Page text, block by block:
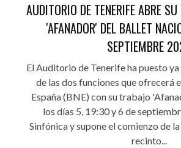
AUDITORIO DE TENERIFE ABRE
'AFANADOR' DEL BALLET
SEPTIEMBRE
El Auditorio de Tenerife ha puesto
de las dos funciones que ofrecerá
España (BNE) con su trabajo
los días 5, 19:30 y 6 de
Sinfónica y supone el comienzo de
recinto...